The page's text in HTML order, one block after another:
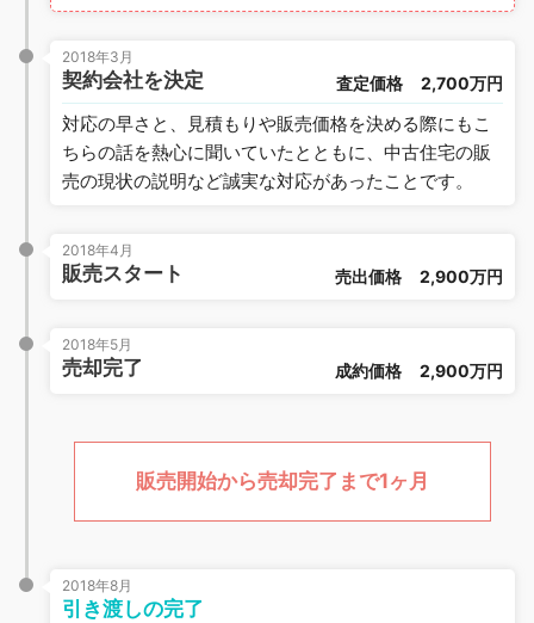
2018年3月
契約会社を決定 査定価格 2,700万円
対応の早さと、見積もりや販売価格を決める際にもこ
ちらの話を熱心に聞いていたとともに、中古住宅の販
売の現状の説明など誠実な対応があったことです。
2018年4月
販売スタート 売出価格 2,900万円
2018年5月
売却完了 成約価格 2,900万円
販売開始から売却完了まで1ヶ月
2018年8月
引き渡しの完了